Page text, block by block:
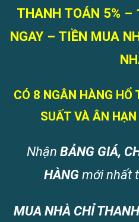
THANH TOÁN 5% –
NGAY – TIỀN MUA
CÓ 8 NGÂN HÀNG HỔ
SUẤT VÀ ÂN
Nhận BẢNG GIÁ,
HÀNGmới nhất
MUA NHÀ CHỈ